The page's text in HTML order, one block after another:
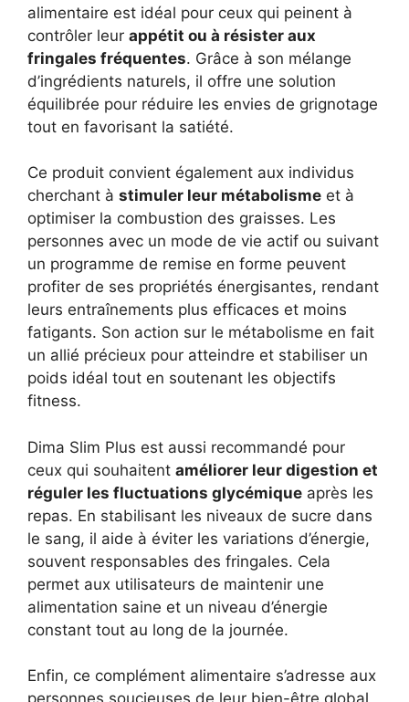
alimentaire est idéal pour ceux qui peinent à
contrôler leur appétit ou à résister aux
fringales fréquentes. Grâce à son mélange
d’ingrédients naturels, il offre une solution
équilibrée pour réduire les envies de grignotage
tout en favorisant la satiété.
Ce produit convient également aux individus
cherchant à stimuler leur métabolisme et à
optimiser la combustion des graisses. Les
personnes avec un mode de vie actif ou suivant
un programme de remise en forme peuvent
profiter de ses propriétés énergisantes, rendant
leurs entraînements plus efficaces et moins
fatigants. Son action sur le métabolisme en fait
un allié précieux pour atteindre et stabiliser un
poids idéal tout en soutenant les objectifs
fitness.
Dima Slim Plus est aussi recommandé pour
ceux qui souhaitent améliorer leur digestion et
réguler les fluctuations glycémique après les
repas. En stabilisant les niveaux de sucre dans
le sang, il aide à éviter les variations d’énergie,
souvent responsables des fringales. Cela
permet aux utilisateurs de maintenir une
alimentation saine et un niveau d’énergie
constant tout au long de la journée.
Enfin, ce complément alimentaire s’adresse aux